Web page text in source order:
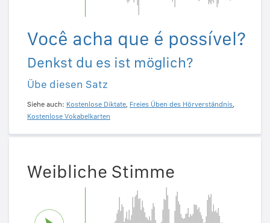
Você acha que é possível?
Denkst du es ist möglich?
Übe diesen Satz
Siehe auch: Kostenlose Diktate, Freies Üben des Hörverständnis,
Kostenlose Vokabelkarten
Weibliche Stimme